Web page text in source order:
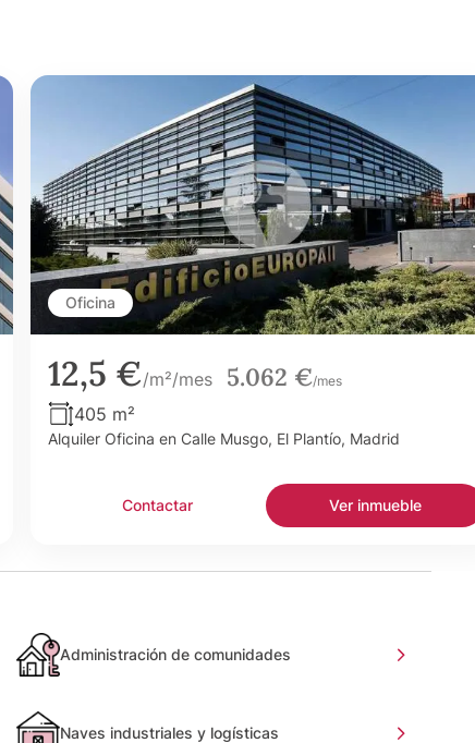
Oficina
12,5 €/m²/mes 5.062 €/mes
405 m²
Alquiler Oficina en Calle Musgo, El Plantío, Madrid
Contactar Ver inmueble
Administración de comunidades
Naves industriales y logísticas